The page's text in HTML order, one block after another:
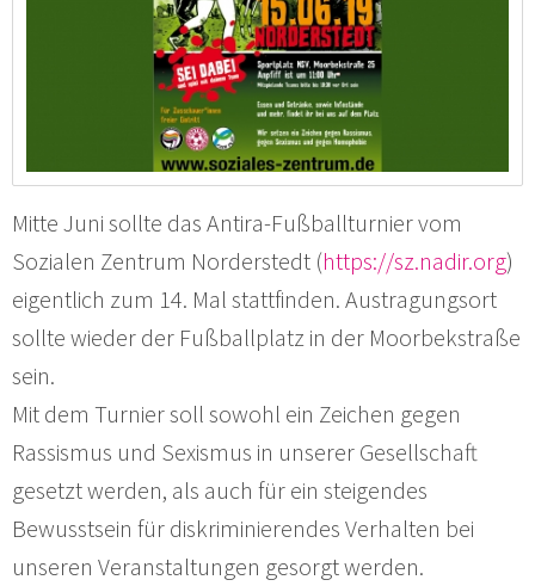
Mitte Juni sollte das Antira-Fußballturnier vom
Sozialen Zentrum Norderstedt (https://sz.nadir.org)
eigentlich zum 14. Mal stattfinden. Austragungsort
sollte wieder der Fußballplatz in der Moorbekstraße
sein.
Mit dem Turnier soll sowohl ein Zeichen gegen
Rassismus und Sexismus in unserer Gesellschaft
gesetzt werden, als auch für ein steigendes
Bewusstsein für diskriminierendes Verhalten bei
unseren Veranstaltungen gesorgt werden.